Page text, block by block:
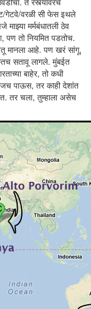
गेटवे/वरळी सी फेस इथले
मर्मबंधातली ठेव
पण तो नियमित पडतोच.
मानला आहे. पण खरं सांगू,
सतावू लागले. मुंबईत
बाहेर, तो कधी
पाऊस, तर काही देशांत
तर चला, तुम्हाला असेच